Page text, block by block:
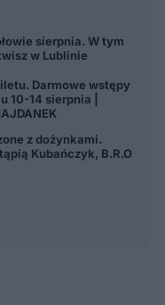
sierpnia. W tym
w Lublinie
Darmowe wstępy
10-14 sierpnia |
z dożynkami.
Kubańczyk, B.R.O